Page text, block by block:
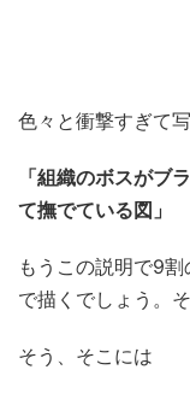
色々と衝撃すぎて
「組織のボスがブ
て撫でている図」
もうこの説明で9
で描くでしょう。
そう、そこには